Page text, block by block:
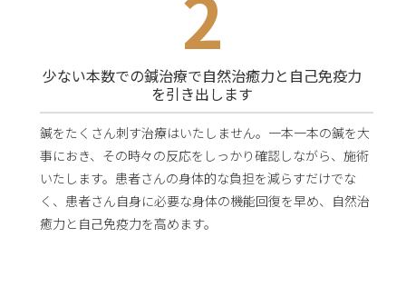
少ない本数での鍼治療で自然治癒力と自己免疫力
を引き出します
鍼をたくさん刺す治療はいたしません。一本一本の鍼を大
事におき、その時々の反応をしっかり確認しながら、施術
いたします。患者さんの身体的な負担を減らすだけでな
く、患者さん自身に必要な身体の機能回復を早め、自然治
癒力と自己免疫力を高めます。